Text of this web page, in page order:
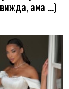
ама …)